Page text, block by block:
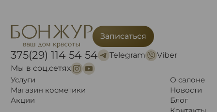
Записаться
375(29) 114 54 54 Telegram
Viber
Мы в соц.сетях
Услуги
Магазин косметики
Акции
О салоне
Новости
Блог